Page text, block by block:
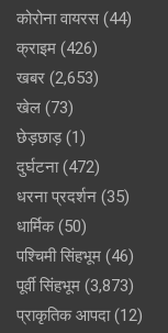
कोरोना वायरस (44)
क्राइम (426)
खबर (2,653)
खेल (73)
छेड़छाड़(1)
दुर्घटना(472)
धरना प्रदर्शन (35)
धार्मिक(50)
पश्चिमी सिंहभूम (46)
पूर्वी सिंहभूम (3,873)
प्राकृतिक आपदा(12)